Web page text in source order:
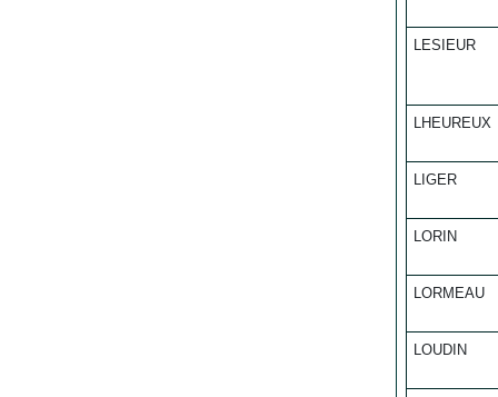
LESIEUR
LHEUREUX
LIGER
LORIN
LORMEAU
LOUDIN